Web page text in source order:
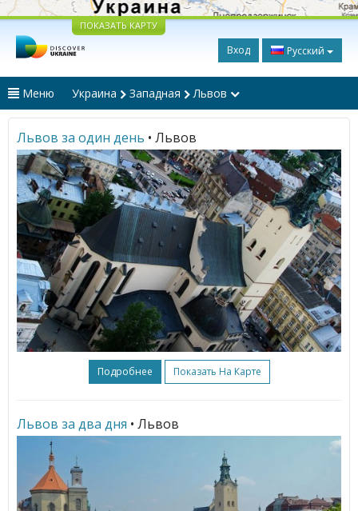
ПОКАЗАТЬ КАРТУ
Вход Русский
Меню Украина Западная Львов
Львов за один день • Львов
Подробнее Показать На Карте
Львов за два дня • Львов